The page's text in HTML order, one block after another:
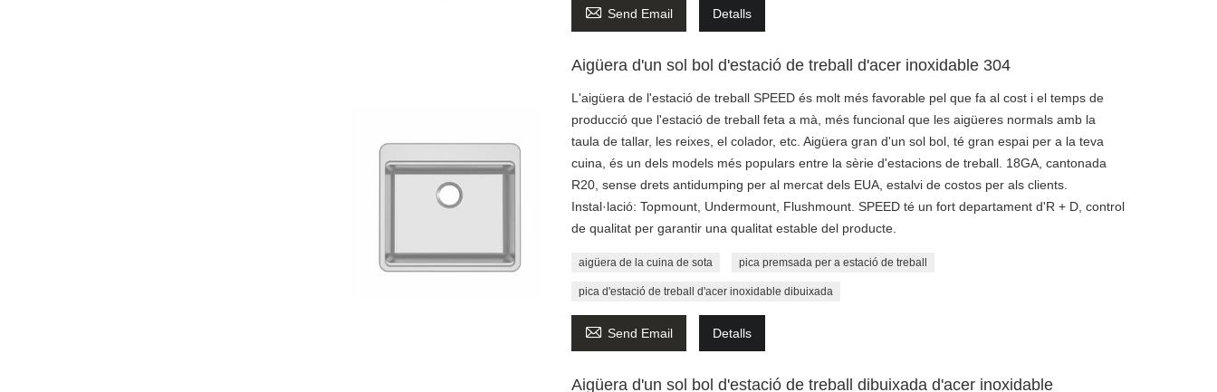
 Send Email Detalls
Aigüera d'un sol bol d'estació de treball d'acer inoxidable 304
L'aigüera de l'estació de treball SPEED és molt més favorable pel que fa al cost i el temps de
producció que l'estació de treball feta a mà, més funcional que les aigüeres normals amb la
taula de tallar, les reixes, el colador, etc. Aigüera gran d'un sol bol, té gran espai per a la teva
cuina, és un dels models més populars entre la sèrie d'estacions de treball. 18GA, cantonada
R20, sense drets antidumping per al mercat dels EUA, estalvi de costos per als clients.
Instal·lació: Topmount, Undermount, Flushmount. SPEED té un fort departament d'R + D, control
de qualitat per garantir una qualitat estable del producte.
aigüera de la cuina de sota pica premsada per a estació de treball
pica d'estació de treball d'acer inoxidable dibuixada
 Send Email Detalls
Aigüera d'un sol bol d'estació de treball dibuixada d'acer inoxidable